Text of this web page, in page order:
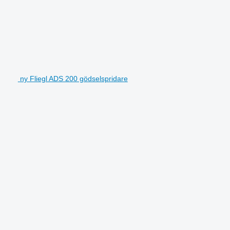
ny Fliegl ADS 200 gödselspridare